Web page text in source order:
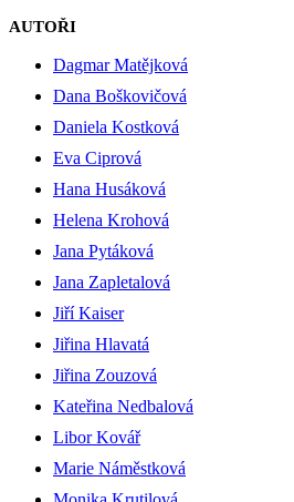
AUTOŘI
Dagmar Matějková
Dana Boškovičová
Daniela Kostková
Eva Ciprová
Hana Husáková
Helena Krohová
Jana Pytáková
Jana Zapletalová
Jiří Kaiser
Jiřina Hlavatá
Jiřina Zouzová
Kateřina Nedbalová
Libor Kovář
Marie Náměstková